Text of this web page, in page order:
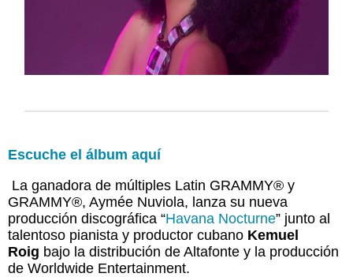
Escuche el álbum aquí
La ganadora de múltiples Latin GRAMMY® y
GRAMMY®, Aymée Nuviola, lanza su nueva
producción discográfica “Havana Nocturne” junto al
talentoso pianista y productor cubano Kemuel
Roig bajo la distribución de Altafonte y la producción
de Worldwide Entertainment.